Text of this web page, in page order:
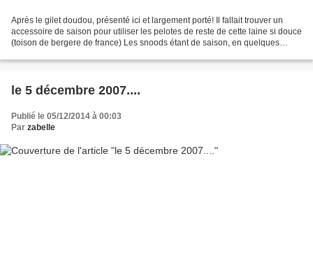
Après le gilet doudou, présenté ici et largement porté! Il fallait trouver un
accessoire de saison pour utiliser les pelotes de reste de cette laine si douce
(toison de bergere de france) Les snoods étant de saison, en quelques
le 5 décembre 2007....
Publié le 05/12/2014 à 00:03
Par zabelle